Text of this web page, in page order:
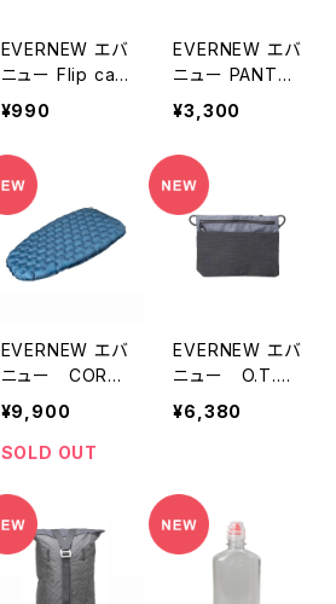
EVERNEW エバ
ニュー Flip cap
4個
¥990
EVERNEW エバ
ニュー PANTAP
AS superior 5
70
¥3,300
EVERNEW エバ
ニュー CORE
REST zzz R5D
92W59
¥9,900
SOLD OUT
EVERNEW エバ
ニュー O.T.A.
clutter
¥6,380